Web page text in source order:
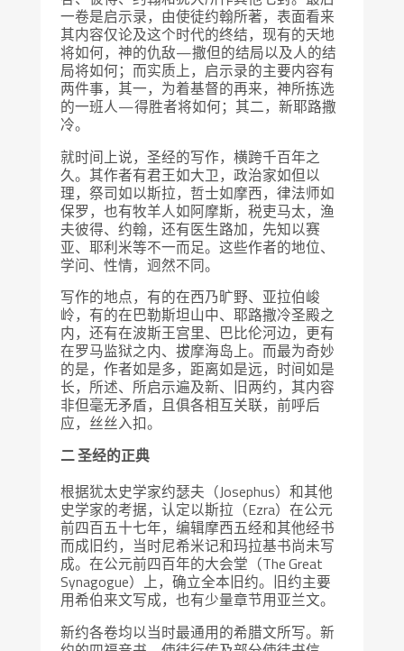
一卷是启示录，由使徒约翰所著，表面看来
其内容仅论及这个时代的终结，现有的天地
将如何，神的仇敌—撒但的结局以及人的结
局将如何；而实质上，启示录的主要内容有
两件事，其一，为着基督的再来，神所拣选
的一班人—得胜者将如何；其二，新耶路撒
冷。
就时间上说，圣经的写作，横跨千百年之
久。其作者有君王如大卫，政治家如但以
理，祭司如以斯拉，哲士如摩西，律法师如
保罗，也有牧羊人如阿摩斯，税吏马太，渔
夫彼得、约翰，还有医生路加，先知以赛
亚、耶利米等不一而足。这些作者的地位、
学问、性情，迥然不同。
写作的地点，有的在西乃旷野、亚拉伯峻
岭，有的在巴勒斯坦山中、耶路撒冷圣殿之
内，还有在波斯王宫里、巴比伦河边，更有
在罗马监狱之内、拔摩海岛上。而最为奇妙
的是，作者如是多，距离如是远，时间如是
长，所述、所启示遍及新、旧两约，其内容
非但毫无矛盾，且俱各相互关联，前呼后
应，丝丝入扣。
二 圣经的正典
根据犹太史学家约瑟夫（Josephus）和其他
史学家的考据，认定以斯拉（Ezra）在公元
前四百五十七年，编辑摩西五经和其他经书
而成旧约，当时尼希米记和玛拉基书尚未写
成。在公元前四百年的大会堂（The Great
Synagogue）上，确立全本旧约。旧约主要
用希伯来文写成，也有少量章节用亚兰文。
新约各卷均以当时最通用的希腊文所写。新